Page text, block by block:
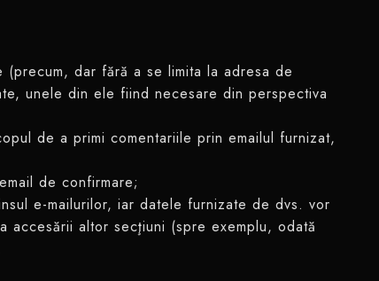
dar fără a se limita la adresa de
unele din ele fiind necesare din perspectiva
de a primi comentariile prin emailul furnizat,
de confirmare;
e-mailurilor, iar datele furnizate de dvs. vor
accesării altor secţiuni (spre exemplu, odată